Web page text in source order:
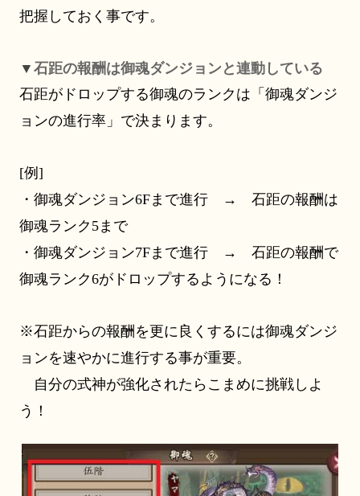
把握しておく事です。
▼ 石距の報酬は御魂ダンジョンと連動している
石距がドロップする御魂のランクは「御魂ダンジ
ョンの進行率」で決まります。
[例]
・御魂ダンジョン6Fまで進行 → 石距の報酬は
御魂ランク5まで
・御魂ダンジョン7Fまで進行 → 石距の報酬で
御魂ランク6がドロップするようになる！
※石距からの報酬を更に良くするには御魂ダンジ
ョンを速やかに進行する事が重要。
自分の式神が強化されたらこまめに挑戦しよ
う！